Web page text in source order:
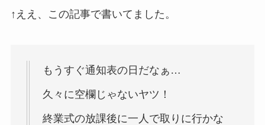
↑ええ、この記事で書いてました。
もうすぐ通知表の日だなぁ…
久々に空欄じゃないヤツ！
終業式の放課後に一人で取りに行かな